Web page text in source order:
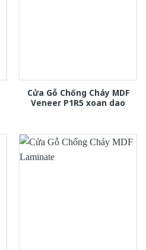
Cửa Gỗ Chống Cháy MDF
Veneer P1R5 xoan dao